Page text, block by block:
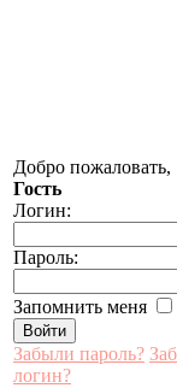
Добро пожаловать,
Гость
Логин:
Пароль:
Запомнить меня
Забыли пароль?
логин?